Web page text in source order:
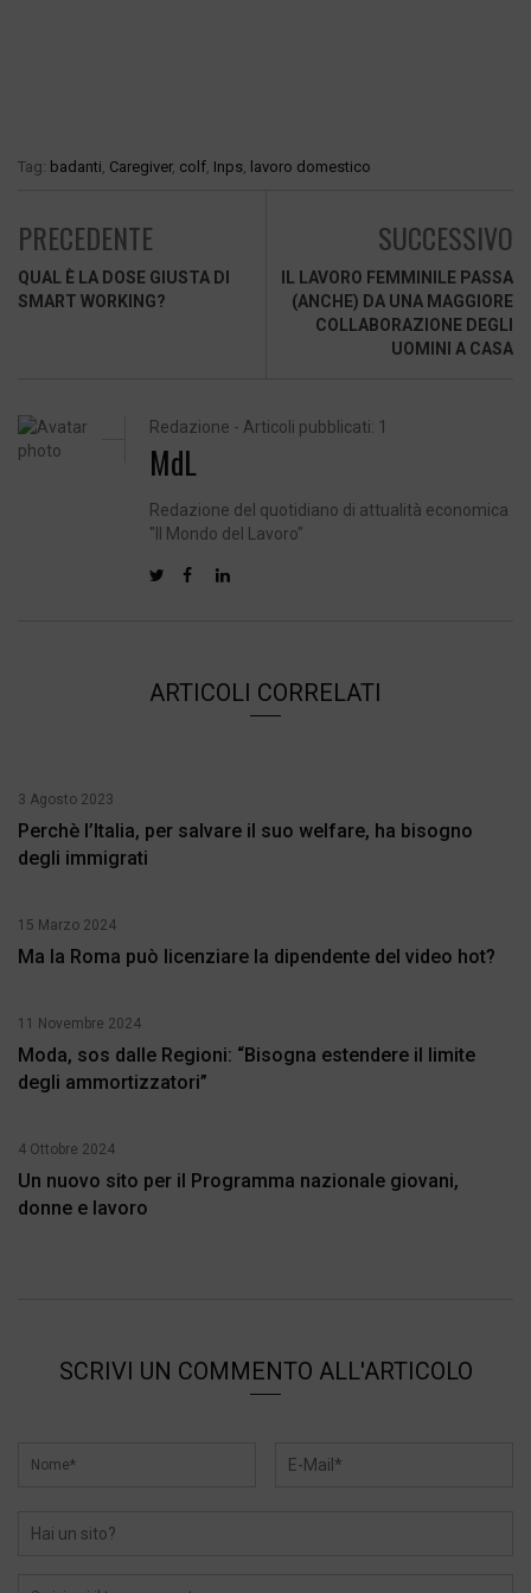
Tag: badanti Caregiver, colf Inps lavoro domestico
PRECEDENTE
QUAL È LA DOSE GIUSTA DI
SMART WORKING?
SUCCESSIVO
IL LAVORO FEMMINILE PASSA
(ANCHE) DA UNA MAGGIORE
COLLABORAZIONE DEGLI
UOMINI A CASA
Redazione - Articoli pubblicati: 1
MdL
Redazione del quotidiano di attualità economica
"Il Mondo del Lavoro"
ARTICOLI CORRELATI
3 Agosto 2023
Perchè l’Italia, per salvare il suo welfare, ha bisogno
degli immigrati
15 Marzo 2024
Ma la Roma può licenziare la dipendente del video hot?
11 Novembre 2024
Moda, sos dalle Regioni: “Bisogna estendere il limite
degli ammortizzatori”
4 Ottobre 2024
Un nuovo sito per il Programma nazionale giovani,
donne e lavoro
SCRIVI UN COMMENTO ALL'ARTICOLO